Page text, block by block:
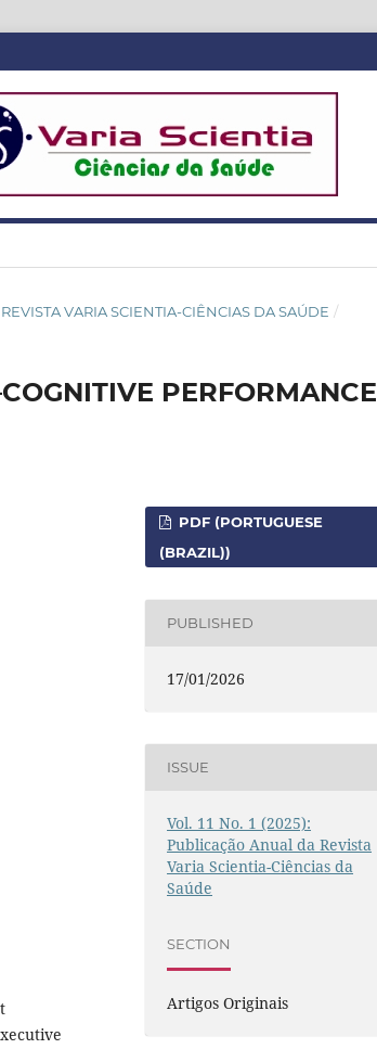
VARIA SCIENTIA-CIÊNCIAS DA SAÚDE /
PERFORMANCE
PDF (PORTUGUESE
(BRAZIL))
PUBLISHED
17/01/2026
ISSUE
Vol. 11 No. 1 (2025):
Publicação Anual da Revista
Varia Scientia-Ciências da
Saúde
SECTION
Artigos Originais